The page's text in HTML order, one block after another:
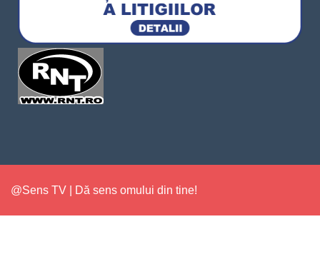
@Sens TV | Dă sens omului din tine!